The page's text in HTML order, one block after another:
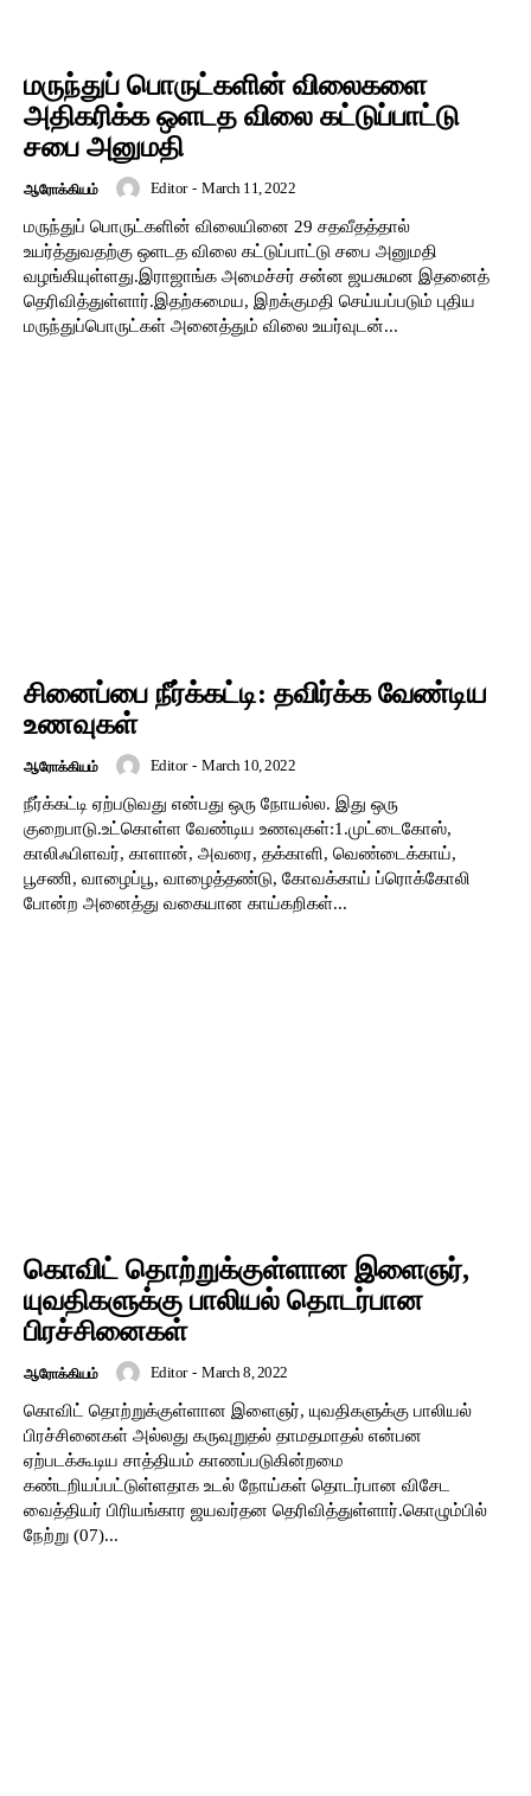
மருந்துப் பொருட்களின் விலைகளை
அதிகரிக்க ஒளடத விலை கட்டுப்பாட்டு
சபை அனுமதி
ஆரோக்கியம் Editor - March 11, 2022
மருந்துப் பொருட்களின் விலையினை 29 சதவீதத்தால்
உயர்த்துவதற்கு ஒளடத விலை கட்டுப்பாட்டு சபை அனுமதி
வழங்கியுள்ளது.இராஜாங்க அமைச்சர் சன்ன ஜயசுமன இதனைத்
தெரிவித்துள்ளார்.இதற்கமைய, இறக்குமதி செய்யப்படும் புதிய
மருந்துப்பொருட்கள் அனைத்தும் விலை உயர்வுடன்...
சினைப்பை நீர்க்கட்டி: தவிர்க்க வேண்டிய
உணவுகள்
ஆரோக்கியம் Editor - March 10, 2022
நீர்க்கட்டி ஏற்படுவது என்பது ஒரு நோயல்ல. இது ஒரு
குறைபாடு.உட்கொள்ள வேண்டிய உணவுகள்:1.முட்டைகோஸ்,
காலிஃபிளவர், காளான், அவரை, தக்காளி, வெண்டைக்காய்,
பூசணி, வாழைப்பூ, வாழைத்தண்டு, கோவக்காய் ப்ரொக்கோலி
போன்ற அனைத்து வகையான காய்கறிகள்...
கொவிட் தொற்றுக்குள்ளான இளைஞர்,
யுவதிகளுக்கு பாலியல் தொடர்பான
பிரச்சினைகள்
ஆரோக்கியம் Editor - March 8, 2022
கொவிட் தொற்றுக்குள்ளான இளைஞர், யுவதிகளுக்கு பாலியல்
பிரச்சினைகள் அல்லது கருவுறுதல் தாமதமாதல் என்பன
ஏற்படக்கூடிய சாத்தியம் காணப்படுகின்றமை
கண்டறியப்பட்டுள்ளதாக உடல் நோய்கள் தொடர்பான விசேட
வைத்தியர் பிரியங்கார ஜயவர்தன தெரிவித்துள்ளார்.கொழும்பில்
நேற்று (07)...